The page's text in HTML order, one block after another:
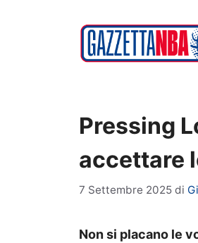
Pressing
accettare
7 Settembre 2025 di
Non si placano le